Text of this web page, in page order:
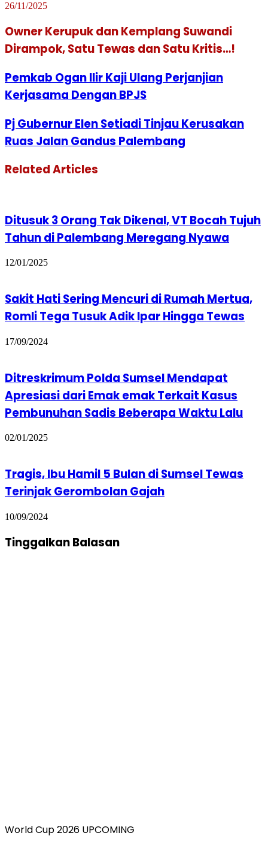
26/11/2025
Owner Kerupuk dan Kemplang Suwandi
Dirampok, Satu Tewas dan Satu Kritis…!
Pemkab Ogan Ilir Kaji Ulang Perjanjian
Kerjasama Dengan BPJS
Pj Gubernur Elen Setiadi Tinjau Kerusakan
Ruas Jalan Gandus Palembang
Related Articles
Ditusuk 3 Orang Tak Dikenal, VT Bocah Tujuh
Tahun di Palembang Meregang Nyawa
12/01/2025
Sakit Hati Sering Mencuri di Rumah Mertua,
Romli Tega Tusuk Adik Ipar Hingga Tewas
17/09/2024
Ditreskrimum Polda Sumsel Mendapat
Apresiasi dari Emak emak Terkait Kasus
Pembunuhan Sadis Beberapa Waktu Lalu
02/01/2025
Tragis, Ibu Hamil 5 Bulan di Sumsel Tewas
Terinjak Gerombolan Gajah
10/09/2024
Tinggalkan Balasan
World Cup 2026 UPCOMING